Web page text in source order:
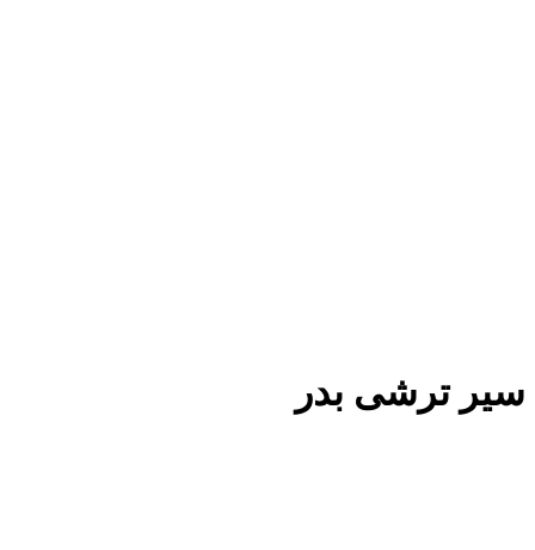
سیر ترشی بدر